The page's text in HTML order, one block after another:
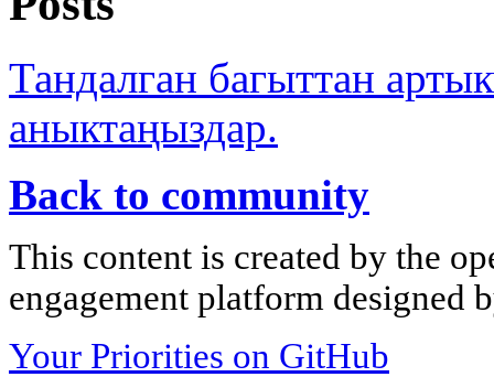
Тандалган багыттан
аныктаңыздар.
Back to community
This content is created by the
engagement platform designed
Your Priorities on GitHub